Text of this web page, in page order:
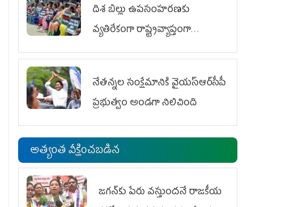
దిశ బిల్లు ఉపసంహరణకు
వ్యతిరేకంగా రాష్ట్రవ్యాప్తంగా
వైయ‌స్ఆర్‌సీపీ మహిళా విభాగం
నేతన్నల సంక్షేమానికి వైయ‌స్ఆర్‌సీపీ
ప్రభుత్వం అండగా నిలిచింది
అత్యంత వీక్షించబడిన
జగన్‌కు పేరు వస్తుందనే రాజకీయ